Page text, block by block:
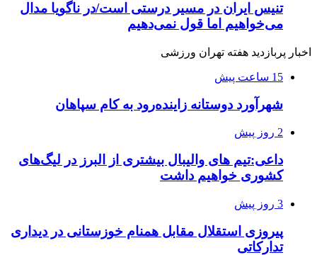
تنیس ایران در مسیر درستی است/در ناگویا مدال
می‌خواهیم اما قول نمی‌دهیم
اخبار پربازدید هفته تهران ورزشی
15 ساعت پیش
شهرآورد دوستانه زاینده‌رود به کام سپاهان
2 روز پیش
داعی:تیم های والیبال بیشتری از البرز در لیگ‌های
کشوری خواهیم داشت
3 روز پیش
پیروزی استقلال مقابل همنام خوزستانی در دیداری
تدارکاتی